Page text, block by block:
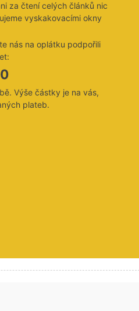
za čtení celých článků nic
vyskakovacími okny
nás na oplátku podpořili
Výše částky je na vás,
plateb.